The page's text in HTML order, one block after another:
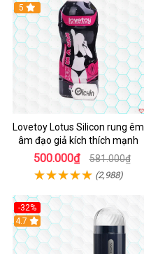
Hot
5
Lovetoy Lotus Silicon rung êm
âm đạo giả kích thích mạnh
500.000₫ 581.000₫
(2,988)
-32%
Hot
4.7